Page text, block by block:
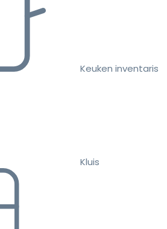
Keuken inventaris
Kluis